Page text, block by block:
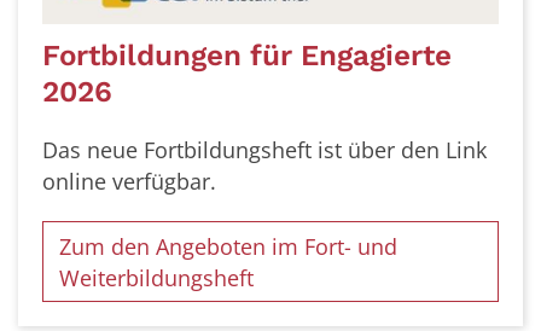
Fortbildungen für Engagierte
2026
Das neue Fortbildungsheft ist über den Link
online verfügbar.
Zum den Angeboten im Fort- und
Weiterbildungsheft